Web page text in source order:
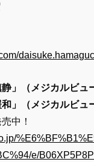
」（メジカルビュ
」（メジカルビュ
中！
e/